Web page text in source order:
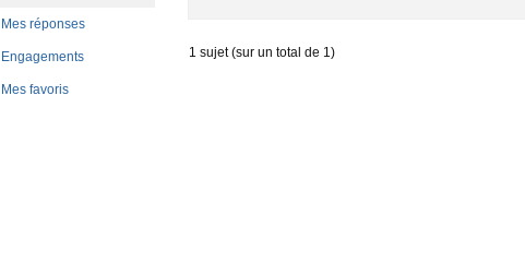
Mes réponses
Engagements
Mes favoris
1 sujet (sur un total de 1)